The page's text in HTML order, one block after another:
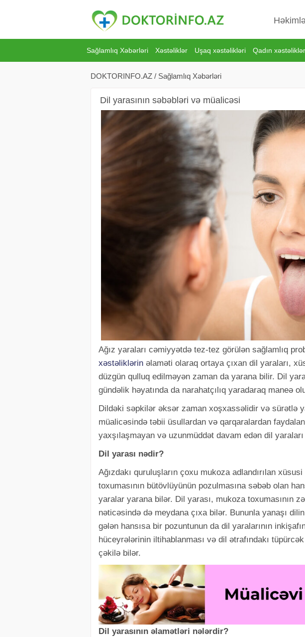
Sağlamlıq Xəbərləri Xəstəliklər Uşaq xəstəlikləri Qadın
DOKTORINFO.AZ / Sağlamlıq Xəbərləri
Dil yarasının səbəbləri və müalicəsi
Ağız yaraları cəmiyyətdə tez-tez görülən sağlamlıq
xəstəliklərin əlaməti olaraq ortaya çıxan dil yaraları,
düzgün qulluq edilməyən zaman da yarana bilir. Dil
gündəlik həyatında da narahatçılıq yaradaraq maneə
Dildəki səpkilər əksər zaman xoşxassəlidir və sürətlə
müalicəsində təbii üsullardan və qarqaralardan
yaxşılaşmayan və uzunmüddət davam edən dil
Dil yarası nədir?
Ağızdakı quruluşların çoxu mukoza adlandırılan
toxumasının bütövlüyünün pozulmasına səbəb olan
yaralar yarana bilər. Dil yarası, mukoza toxumasının
nəticəsində də meydana çıxa bilər. Bununla yanaşı
gələn hansısa bir pozuntunun da dil yaralarının
hüceyrələrinin iltihablanması və dil ətrafındakı
çəkilə bilər.
Dil yarasının əlamətləri nələrdir?